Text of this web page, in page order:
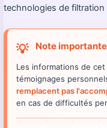
technologies de filtration
💡 Note
Les informations de
témoignages
remplacent pas
en cas de difficultés